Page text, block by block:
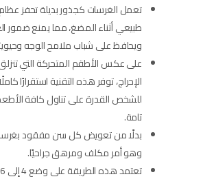
تعمل الغرسات كجذور بديلة تحفز
طبيعي أثناء المضغ، مما يمنع ضمور
ويحافظ على شباب ملامح الوجه
على عكس الأطقم المتحركة التي
الإحراج، توفر هذه التقنية استقرارًا
للشخص القدرة على تناول كافة
تامة.
بدلًا من تعويض كل سن مفقود
وهو أمر مكلف ومرهق جراحيًا.